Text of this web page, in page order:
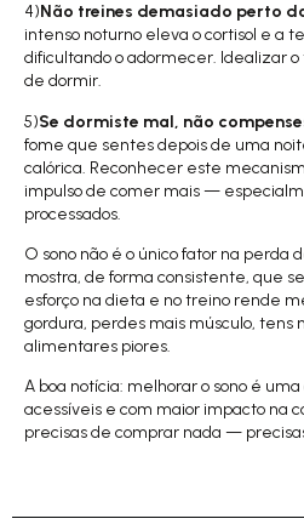
4)Não treines demasiado perto
intenso noturno eleva o cortisol e a
dificultando o adormecer. Idealizar
de dormir.
5)Se dormiste mal, não
fome que sentes depois de uma
calórica. Reconhecer este
impulso de comer mais —
processados.
O sono não é o único fator na perda
mostra, de forma consistente, que
esforço na dieta e no treino rende
gordura, perdes mais músculo, tens
alimentares piores.
A boa notícia: melhorar o sono é
acessíveis e com maior impacto na
precisas de comprar nada —